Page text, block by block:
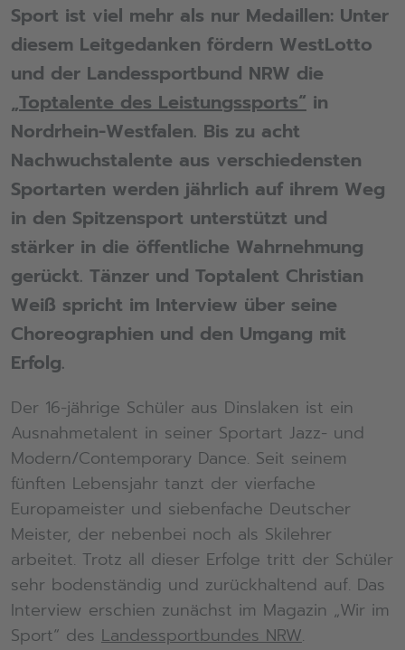
Sport ist viel mehr als nur Medaillen: Unter
diesem Leitgedanken fördern WestLotto
und der Landessportbund NRW die
„Toptalente des Leistungssports“in
Nordrhein-Westfalen. Bis zu acht
Nachwuchstalente aus verschiedensten
Sportarten werden jährlich auf ihrem Weg
in den Spitzensport unterstützt und
stärker in die öffentliche Wahrnehmung
gerückt. Tänzer und Toptalent Christian
Weiß spricht im Interview über seine
Choreographien und den Umgang mit
Erfolg.
Der 16-jährige Schüler aus Dinslaken ist ein
Ausnahmetalent in seiner Sportart Jazz- und
Modern/Contemporary Dance. Seit seinem
fünften Lebensjahr tanzt der vierfache
Europameister und siebenfache Deutscher
Meister, der nebenbei noch als Skilehrer
arbeitet. Trotz all dieser Erfolge tritt der Schüler
sehr bodenständig und zurückhaltend auf. Das
Interview erschien zunächst im Magazin „Wir im
Sport“ des Landessportbundes NRW.